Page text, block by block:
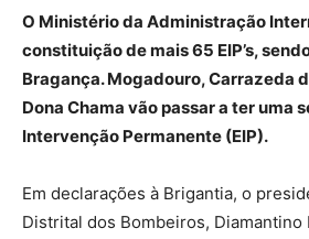
O Ministério da Administração
constituição de mais 65 EIP’s,
Bragança. Mogadouro, Carrazeda
Dona Chama vão passar a ter uma
Intervenção Permanente (EIP).
Em declarações à Brigantia, o
Distrital dos Bombeiros, Diamantino